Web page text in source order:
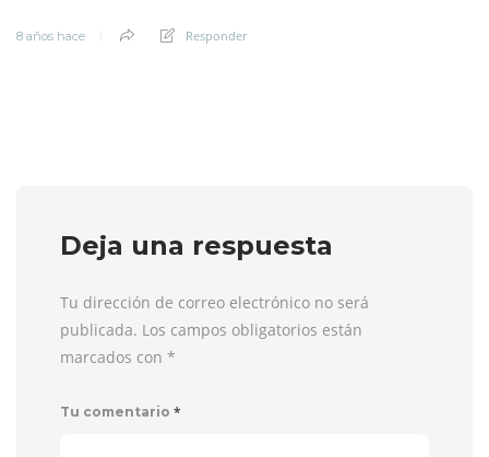
8 años hace Responder
Deja una respuesta
Tu dirección de correo electrónico no será
publicada. Los campos obligatorios están
marcados con *
Tu comentario *